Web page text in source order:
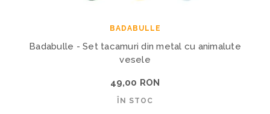
BADABULLE
Badabulle - Set tacamuri din metal cu animalute
vesele
49,00 RON
ÎN STOC